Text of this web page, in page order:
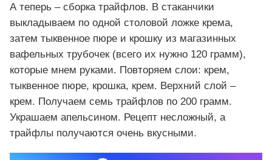
А теперь – сборка трайфлов. В стаканчики
выкладываем по одной столовой ложке крема,
затем тыквенное пюре и крошку из магазинных
вафельных трубочек (всего их нужно 120 грамм),
которые мнем руками. Повторяем слои: крем,
тыквенное пюре, крошка, крем. Верхний слой –
крем. Получаем семь трайфлов по 200 грамм.
Украшаем апельсином. Рецепт несложный, а
трайфлы получаются очень вкусными.